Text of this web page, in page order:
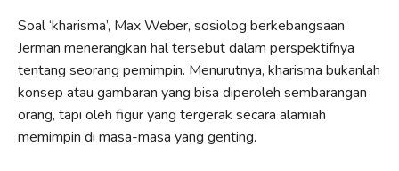
Soal ‘kharisma’, Max Weber, sosiolog berkebangsaan
Jerman menerangkan hal tersebut dalam perspektifnya
tentang seorang pemimpin. Menurutnya, kharisma bukanlah
konsep atau gambaran yang bisa diperoleh sembarangan
orang, tapi oleh figur yang tergerak secara alamiah
memimpin di masa-masa yang genting.